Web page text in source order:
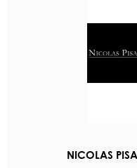
NICOLAS